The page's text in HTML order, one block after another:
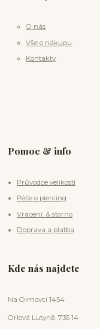
O nás
Vše o nákupu
Kontakty
Pomoc & info
Průvodce velikostí
Péče o piercing
Vrácení & storno
Doprava a platba
Kde nás najdete
Na Olmovci 1454
Orlová Lutyně, 735 14